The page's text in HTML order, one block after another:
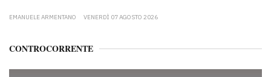
EMANUELE ARMENTANO VENERDÌ 07 AGOSTO 2026
CONTROCORRENTE